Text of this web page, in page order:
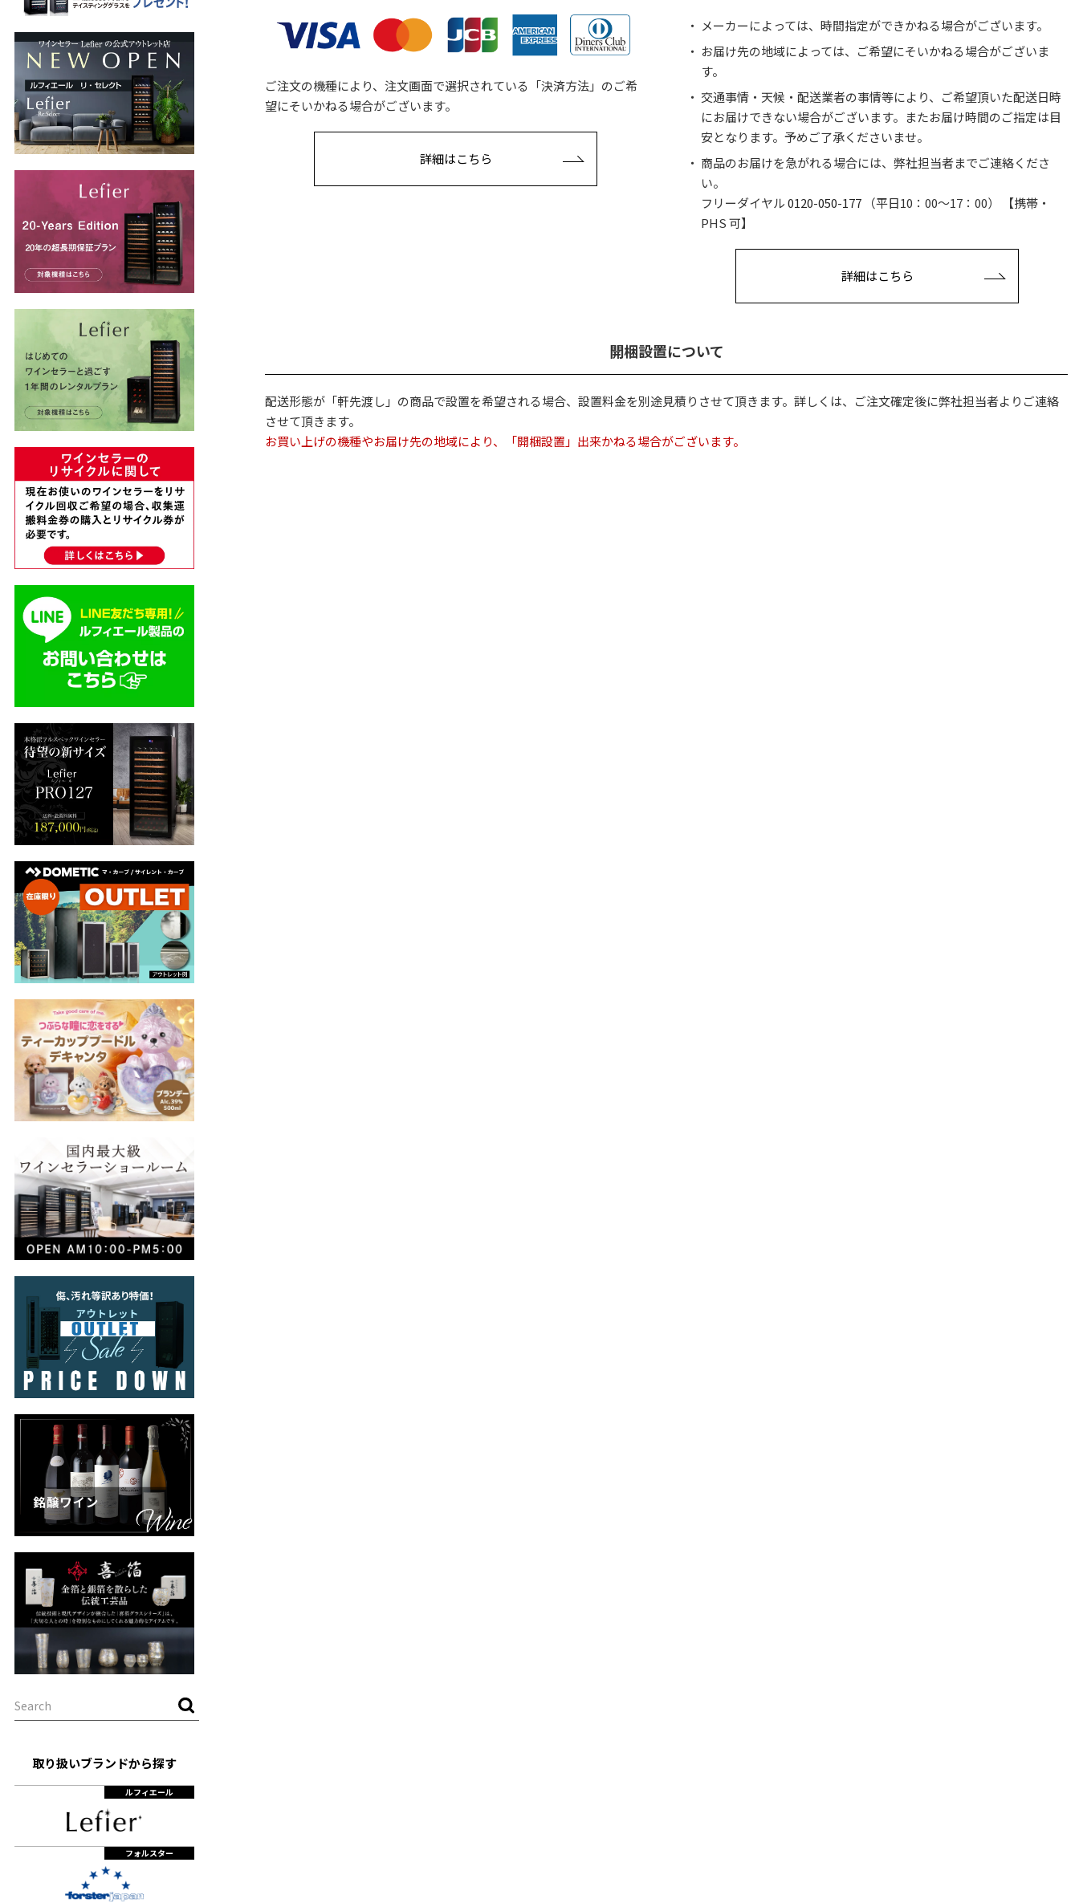
取り扱いブランドから探す
ルフィエール
フォルスター
ご注文の機種により、注文画面で選択されている「決済方法」のご希
望にそいかねる場合がございます。
詳細はこちら
メーカーによっては、時間指定ができかねる場合がございます。
お届け先の地域によっては、ご希望にそいかねる場合がございま
す。
交通事情・天候・配送業者の事情等により、ご希望頂いた配送日時
にお届けできない場合がございます。またお届け時間のご指定は目
安となります。予めご了承くださいませ。
商品のお届けを急がれる場合には、弊社担当者までご連絡くださ
い。
フリーダイヤル0120-050-177 （平日10：00〜17：00） 【携帯・
PHS 可】
詳細はこちら
開梱設置について
配送形態が「軒先渡し」の商品で設置を希望される場合、設置料金を別途見積りさせて頂きます。詳しくは、ご注文確定後に弊社担当者よりご連絡
させて頂きます。
お買い上げの機種やお届け先の地域により、「開梱設置」出来かねる場合がございます。